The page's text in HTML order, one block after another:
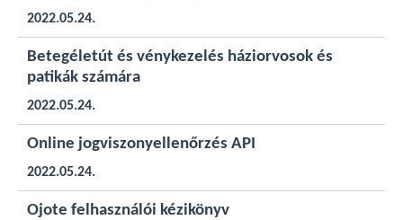
2022.05.24.
Betegéletút és vénykezelés háziorvosok és
patikák számára
2022.05.24.
Online jogviszonyellenőrzés API
2022.05.24.
Ojote felhasználói kézikönyv